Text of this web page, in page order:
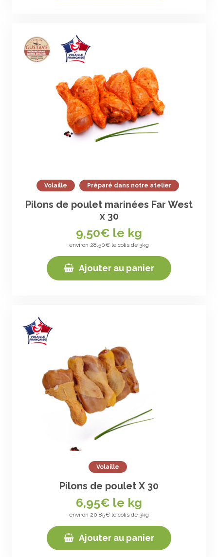
Volaille Préparé dans notre atelier
Pilons de poulet marinées Far West
x 30
9,50€ le kg
environ 28,50€ le colis de 3kg
Ajouter au panier
Volaille
Pilons de poulet X 30
6,95€ le kg
environ 20,85€ le colis de 3kg
Ajouter au panier